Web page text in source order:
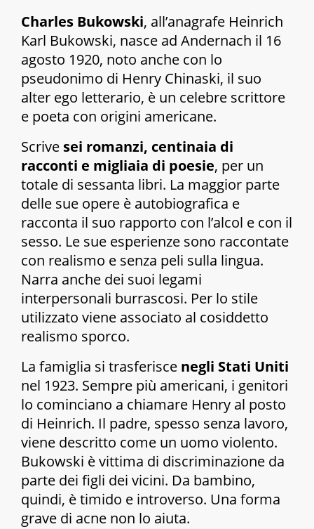
Charles Bukowski, all’anagrafe Heinrich
Karl Bukowski, nasce ad Andernach il 16
agosto 1920, noto anche con lo
pseudonimo di Henry Chinaski, il suo
alter ego letterario, è un celebre scrittore
e poeta con origini americane.
Scrive sei romanzi, centinaia di
racconti e migliaia di poesie, per un
totale di sessanta libri. La maggior parte
delle sue opere è autobiografica e
racconta il suo rapporto con l’alcol e con il
sesso. Le sue esperienze sono raccontate
con realismo e senza peli sulla lingua.
Narra anche dei suoi legami
interpersonali burrascosi. Per lo stile
utilizzato viene associato al cosiddetto
realismo sporco.
La famiglia si trasferisce negli Stati Uniti
nel 1923. Sempre più americani, i genitori
lo cominciano a chiamare Henry al posto
di Heinrich. Il padre, spesso senza lavoro,
viene descritto come un uomo violento.
Bukowski è vittima di discriminazione da
parte dei figli dei vicini. Da bambino,
quindi, è timido e introverso. Una forma
grave di acne non lo aiuta.